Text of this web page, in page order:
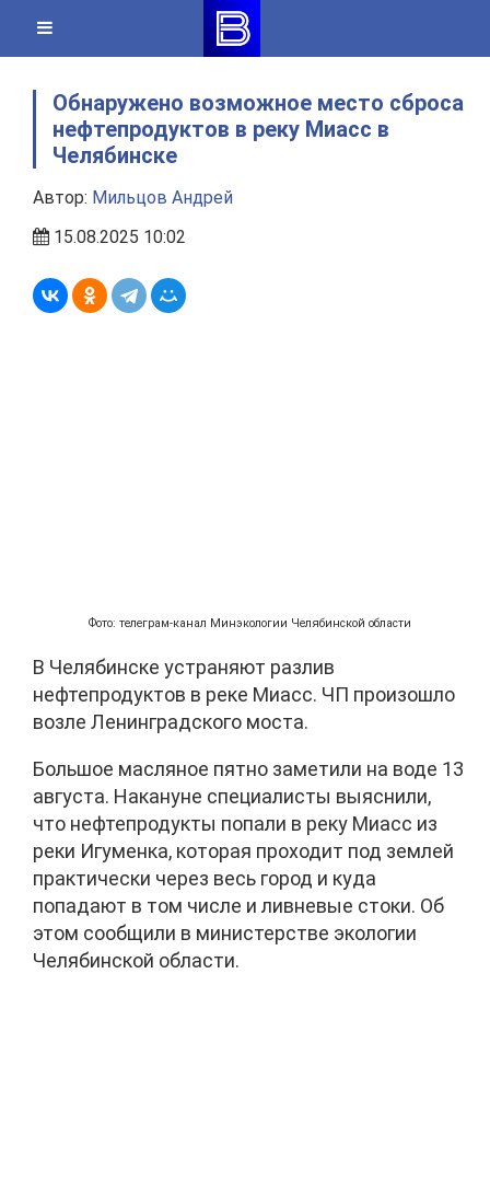
content
Обнаружено возможное место сброса
нефтепродуктов в реку Миасс в
Челябинске
Автор: Мильцов Андрей
15.08.2025 10:02
Фото: телеграм-канал Минэкологии Челябинской области
В Челябинске устраняют разлив
нефтепродуктов в реке Миасс. ЧП произошло
возле Ленинградского моста.
Большое масляное пятно заметили на воде 13
августа. Накануне специалисты выяснили,
что нефтепродукты попали в реку Миасс из
реки Игуменка, которая проходит под землей
практически через весь город и куда
попадают в том числе и ливневые стоки. Об
этом сообщили в министерстве экологии
Челябинской области.